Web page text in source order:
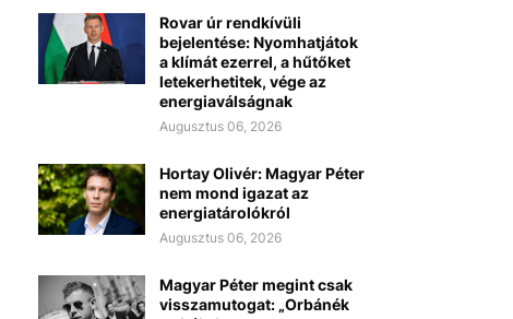
Rovar úr rendkívüli
bejelentése: Nyomhatjátok
a klímát ezerrel, a hűtőket
letekerhetitek, vége az
energiaválságnak
Augusztus 06, 2026
Hortay Olivér: Magyar Péter
nem mond igazat az
energiatárolókról
Augusztus 06, 2026
Magyar Péter megint csak
visszamutogat: „Orbánék